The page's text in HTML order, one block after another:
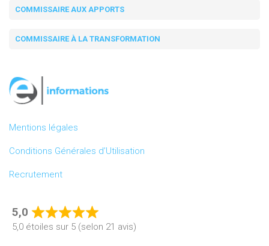
COMMISSAIRE AUX APPORTS
COMMISSAIRE À LA TRANSFORMATION
Mentions légales
Conditions Générales d’Utilisation
Recrutement
5,0
Rated
5,0
5,0 étoiles sur 5 (selon 21 avis)